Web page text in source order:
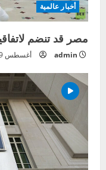
أخبار عالمية
مصر قد تنضم
admin أغسطس 9, 2026